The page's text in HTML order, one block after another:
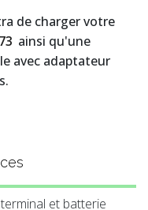
de charger votre
ainsi qu'une
avec adaptateur
et batterie